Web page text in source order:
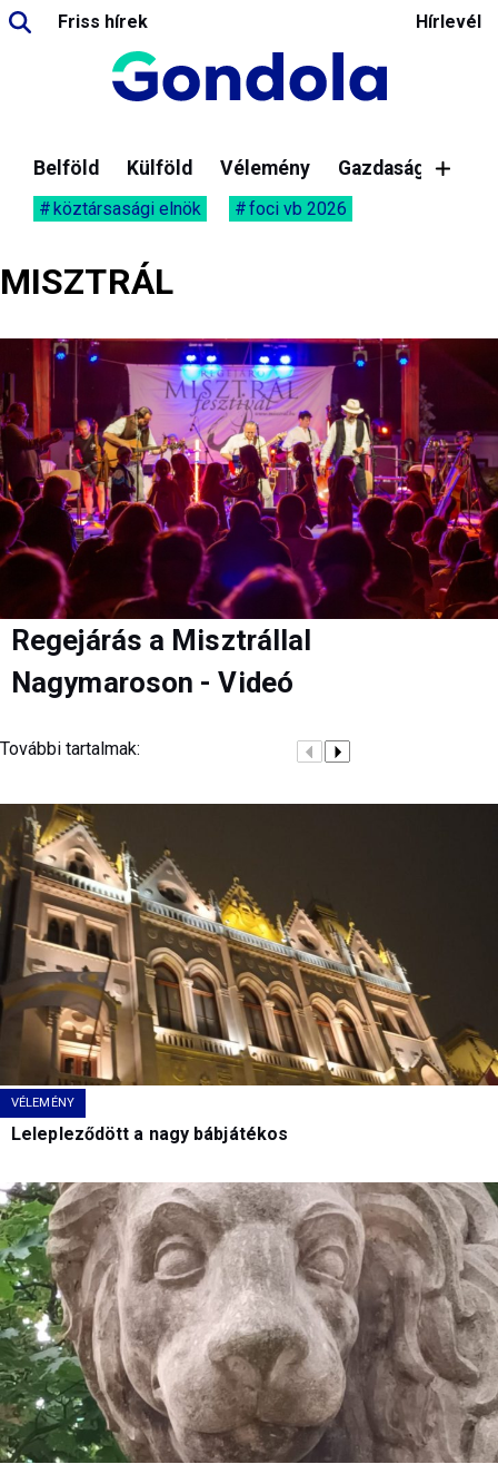
Friss hírek Hírlevél
Belföld Külföld Vélemény Gazdaság
köztársasági elnök foci vb 2026
MISZTRÁL
Regejárás a Misztrállal
Nagymaroson - Videó
További tartalmak:
VÉLEMÉNY
Lelepleződött a nagy bábjátékos